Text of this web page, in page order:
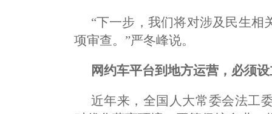
“下一步，我们将对涉及民生
项审查。”严冬峰说。
网约车平台到地方运营，必须
近年来，全国人大常委会法工